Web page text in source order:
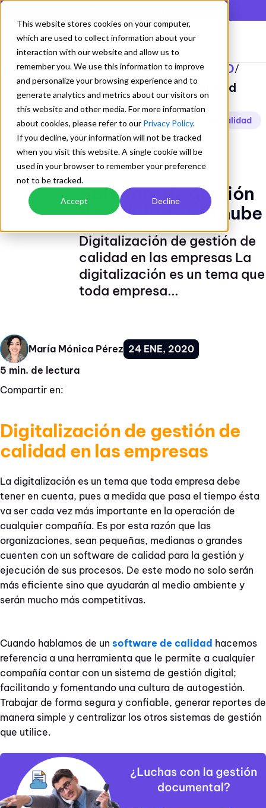
This website stores cookies on your computer,
which are used to collect information about your
interaction with our website and allow us to
remember you. We use this information to improve
and personalize your browsing experience and to
generate analytics and metrics about our visitors on
this website and other media. For more information
about cookies, please refer to our Privacy Policy.
If you decline, your information will not be tracked
when you visit this website. A single cookie will be
used in your browser to remember your preference
not to be tracked.
Accept Decline
Mejorando los Sistemas de Gestion ISO/
software sistema de gestión de calidad
software sistema de gestión de calidad
software en la nube calidad
software en la nube
Software de gestión
de calidad en la nube
Digitalización de gestión de
calidad en las empresas La
digitalización es un tema que
toda empresa...
María Mónica Pérez 24 ENE, 2020
5 min. de lectura
Compartir en:
Digitalización de gestión de
calidad en las empresas
La digitalización es un tema que toda empresa debe
tener en cuenta, pues a medida que pasa el tiempo ésta
va ser cada vez más importante en la operación de
cualquier compañía. Es por esta razón que las
organizaciones, sean pequeñas, medianas o grandes
cuenten con un software de calidad para la gestión y
ejecución de sus procesos. De este modo no solo serán
más eficiente sino que ayudarán al medio ambiente y
serán mucho más competitivas.
Cuando hablamos de un software de calidad hacemos
referencia a una herramienta que le permite a cualquier
compañía contar con un sistema de gestión digital;
facilitando y fomentando una cultura de autogestión.
Trabajar de forma segura y confiable, generar reportes de
manera simple y centralizar los otros sistemas de gestión
que utilice.